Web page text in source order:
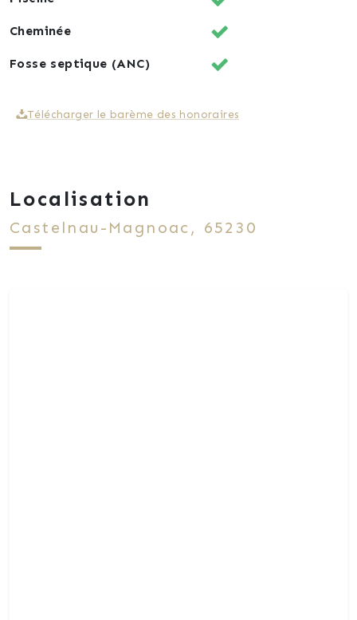
Cheminée
Fosse septique (ANC)
Télécharger le barème des honoraires
Localisation
Castelnau-Magnoac, 65230